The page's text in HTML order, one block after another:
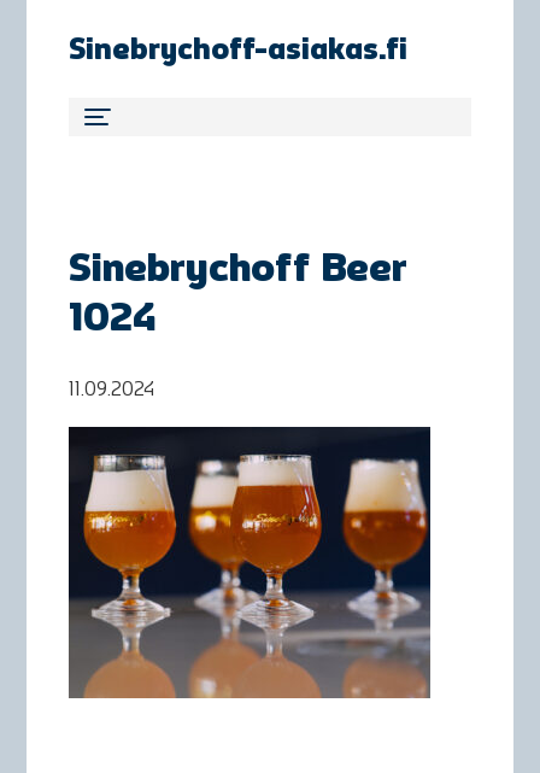
Sinebrychoff-asiakas.fi
Sinebrychoff Beer
1024
11.09.2024